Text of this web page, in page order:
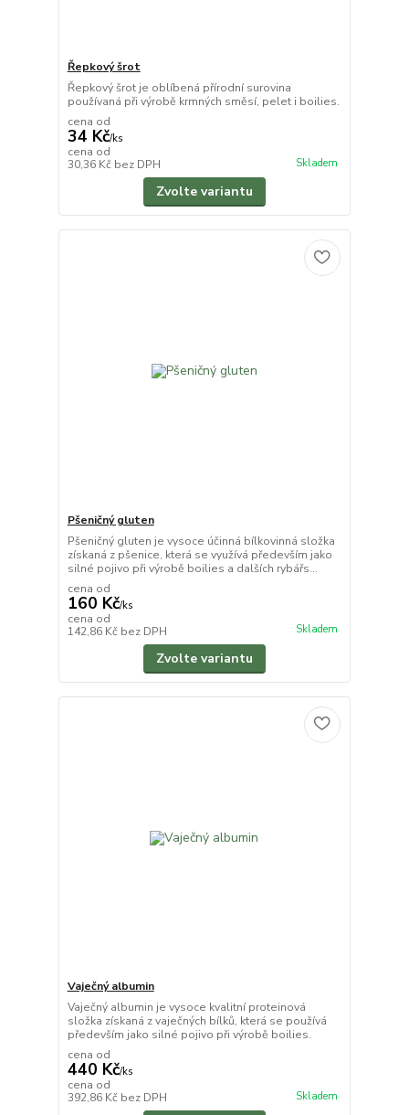
Řepkový šrot
Řepkový šrot je oblíbená přírodní surovina
používaná při výrobě krmných směsí, pelet i boilies.
cena od
34 Kč/ks
cena od
30,36 Kč bez DPH Skladem
Zvolte variantu
Pšeničný gluten
Pšeničný gluten je vysoce účinná bílkovinná složka
získaná z pšenice, která se využívá především jako
silné pojivo při výrobě boilies a dalších rybářs...
cena od
160 Kč/ks
cena od
142,86 Kč bez DPH Skladem
Zvolte variantu
Vaječný albumin
Vaječný albumin je vysoce kvalitní proteinová
složka získaná z vaječných bílků, která se používá
především jako silné pojivo při výrobě boilies.
cena od
440 Kč/ks
cena od
392,86 Kč bez DPH Skladem